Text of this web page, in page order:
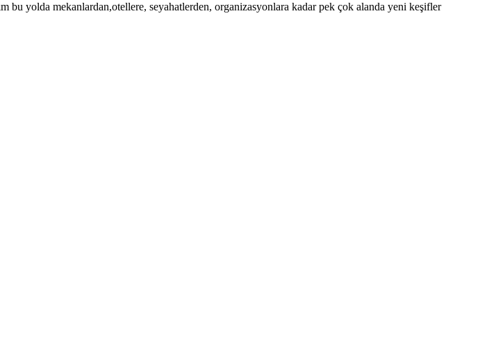
bu yolda mekanlardan,otellere, seyahatlerden, organizasyonlara kadar pek çok alanda yeni keşifler